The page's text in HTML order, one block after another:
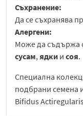
Съхранение:
Да се съхранява
Алергени:
Може да съдържа
сусам,ядки и соя.
Специална
подбрани семена
Bifidus